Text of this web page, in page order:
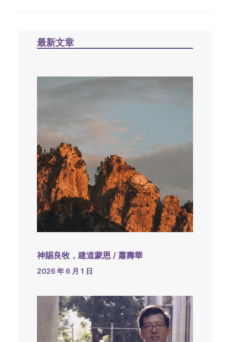
最新文章
神賜良牧，建道蒙恩 / 蕭壽華
2026 年 6 月 1 日